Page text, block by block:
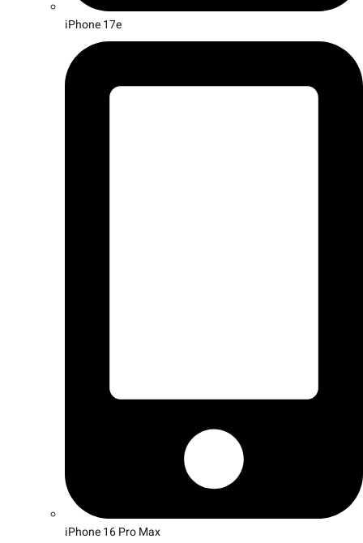
iPhone 17e
iPhone 16 Pro Max